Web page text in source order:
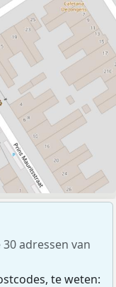
adressen van
te weten: